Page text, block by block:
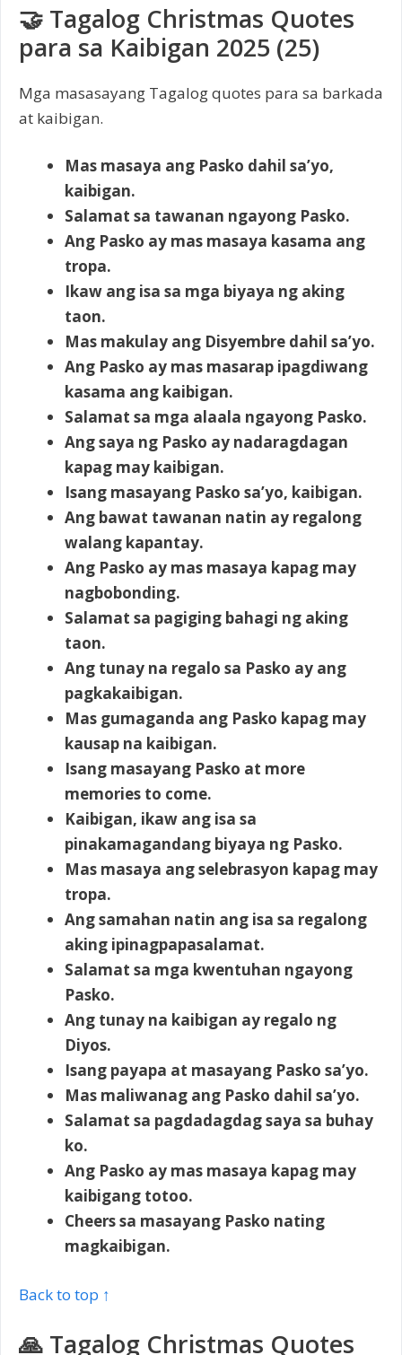
🤝 Tagalog Christmas Quotes
para sa Kaibigan 2025 (25)
Mga masasayang Tagalog quotes para sa barkada
at kaibigan.
Mas masaya ang Pasko dahil sa’yo,
kaibigan.
Salamat sa tawanan ngayong Pasko.
Ang Pasko ay mas masaya kasama ang
tropa.
Ikaw ang isa sa mga biyaya ng aking
taon.
Mas makulay ang Disyembre dahil sa’yo.
Ang Pasko ay mas masarap ipagdiwang
kasama ang kaibigan.
Salamat sa mga alaala ngayong Pasko.
Ang saya ng Pasko ay nadaragdagan
kapag may kaibigan.
Isang masayang Pasko sa’yo, kaibigan.
Ang bawat tawanan natin ay regalong
walang kapantay.
Ang Pasko ay mas masaya kapag may
nagbobonding.
Salamat sa pagiging bahagi ng aking
taon.
Ang tunay na regalo sa Pasko ay ang
pagkakaibigan.
Mas gumaganda ang Pasko kapag may
kausap na kaibigan.
Isang masayang Pasko at more
memories to come.
Kaibigan, ikaw ang isa sa
pinakamagandang biyaya ng Pasko.
Mas masaya ang selebrasyon kapag may
tropa.
Ang samahan natin ang isa sa regalong
aking ipinagpapasalamat.
Salamat sa mga kwentuhan ngayong
Pasko.
Ang tunay na kaibigan ay regalo ng
Diyos.
Isang payapa at masayang Pasko sa’yo.
Mas maliwanag ang Pasko dahil sa’yo.
Salamat sa pagdadagdag saya sa buhay
ko.
Ang Pasko ay mas masaya kapag may
kaibigang totoo.
Cheers sa masayang Pasko nating
magkaibigan.
Back to top ↑
🙏 Tagalog Christmas Quotes